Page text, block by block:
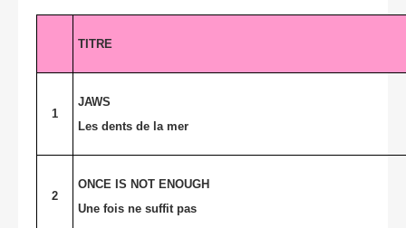
TITRE
1
JAWS
Les dents de la mer
2
ONCE IS NOT ENOUGH
Une fois ne suffit pas